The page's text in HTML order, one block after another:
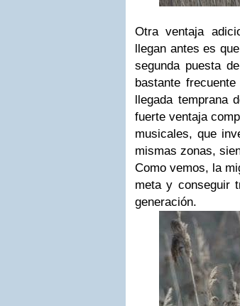
Otra ventaja
llegan antes es
segunda puesta
bastante
llegada temprana
fuerte ventaja
musicales, que
mismas zonas,
Como vemos, la
meta y conseguir
generación.